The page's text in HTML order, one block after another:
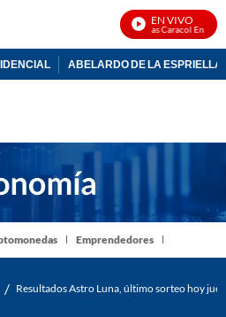
EN VIVO
Noticias Caracol En Vivo
ABELARDO DE LA ESPRIELLA
Emprendedores
/ Resultados Astro Luna, último sorteo hoy